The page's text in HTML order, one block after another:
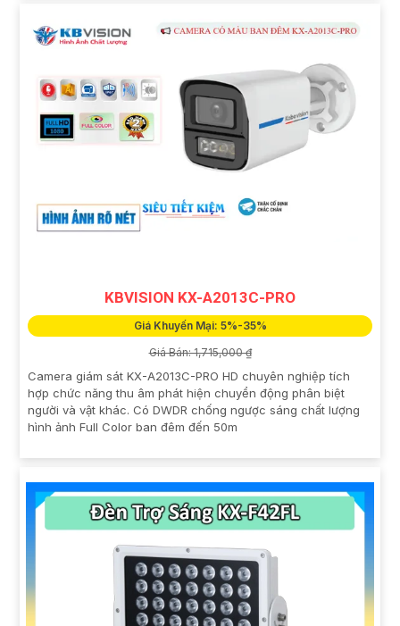
KBVISION KX-A2013C-PRO
Giá Khuyến Mại: 5%-35%
Giá Bán: 1,715,000 ₫
Camera giám sát KX-A2013C-PRO HD chuyên nghiệp tích
hợp chức năng thu âm phát hiện chuyển động phân biệt
người và vật khác. Có DWDR chống ngược sáng chất lượng
hình ảnh Full Color ban đêm đến 50m